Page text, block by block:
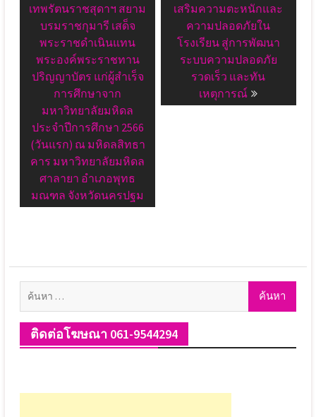
เทพรัตนราชสุดาฯ สยาม
บรมราชกุมารี เสด็จ
พระราชดำเนินแทน
พระองค์พระราชทาน
ปริญญาบัตร แก่ผู้สำเร็จ
การศึกษาจาก
มหาวิทยาลัยมหิดล
ประจำปีการศึกษา 2566
(วันแรก) ณ มหิดลสิทธา
คาร มหาวิทยาลัยมหิดล
ศาลายา อำเภอพุทธ
มณฑล จังหวัดนครปฐม
เสริมความตะหนักและ
ความปลอดภัยใน
โรงเรียน สู่การพัฒนา
ระบบความปลอดภัย
รวดเร็ว และทัน
เหตุการณ์
ค้นหา
ติดต่อโฆษณา 061-9544294